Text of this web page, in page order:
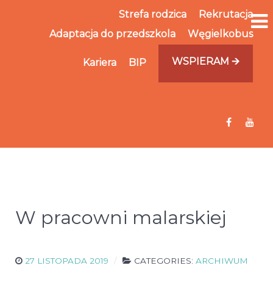
Strefa rodzica
Rekrutacja
Adaptacja do przedszkola
Węgielkobus
Kariera BIP WSPIERAM 🡪
W pracowni malarskiej
27 LISTOPADA 2019 CATEGORIES: ARCHIWUM